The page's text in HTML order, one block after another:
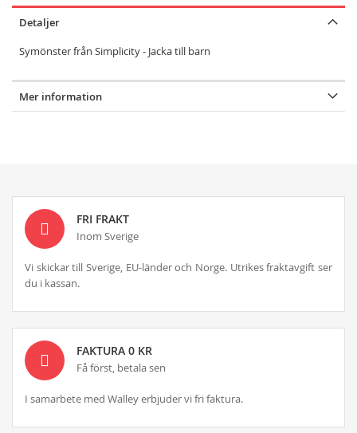
Detaljer
Symönster från Simplicity - Jacka till barn
Mer information
FRI FRAKT
Inom Sverige
Vi skickar till Sverige, EU-länder och Norge. Utrikes fraktavgift ser
du i kassan.
FAKTURA 0 KR
Få först, betala sen
I samarbete med Walley erbjuder vi fri faktura.